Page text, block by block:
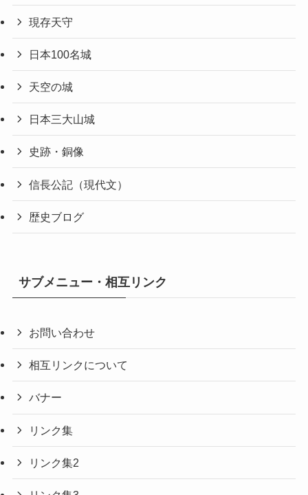
現存天守
日本100名城
天空の城
日本三大山城
史跡・銅像
信長公記（現代文）
歴史ブログ
サブメニュー・相互リンク
お問い合わせ
相互リンクについて
バナー
リンク集
リンク集2